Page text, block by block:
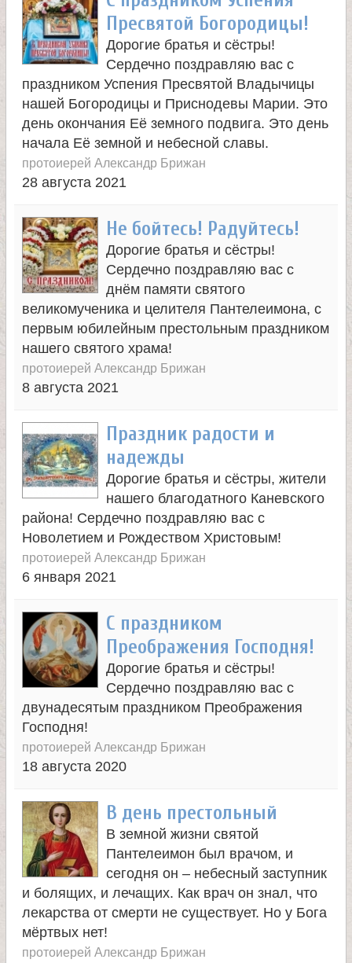
н
и
ц
ы
К
н
в
к
о
й
Пресвятой Богородицы!
Дорогие братья и сёстры!
Сердечно поздравляю вас с
праздником Успения Пресвятой Владычицы
нашей Богородицы и Приснодевы Марии. Это
день окончания Её земного подвига. Это день
начала Её земной и небесной славы.
протоиерей Александр Брижан
28 августа 2021
Не бойтесь! Радуйтесь!
Дорогие братья и сёстры!
Сердечно поздравляю вас с
днём памяти святого
великомученика и целителя Пантелеимона, с
первым юбилейным престольным праздником
нашего святого храма!
протоиерей Александр Брижан
8 августа 2021
Праздник радости и
надежды
Дорогие братья и сёстры, жители
нашего благодатного Каневского
района! Сердечно поздравляю вас с
Новолетием и Рождеством Христовым!
протоиерей Александр Брижан
6 января 2021
С праздником
Преображения Господня!
Дорогие братья и сёстры!
Сердечно поздравляю вас с
двунадесятым праздником Преображения
Господня!
протоиерей Александр Брижан
18 августа 2020
В день престольный
В земной жизни святой
Пантелеимон был врачом, и
сегодня он – небесный заступник
и болящих, и лечащих. Как врач он знал, что
лекарства от смерти не существует. Но у Бога
мёртвых нет!
протоиерей Александр Брижан